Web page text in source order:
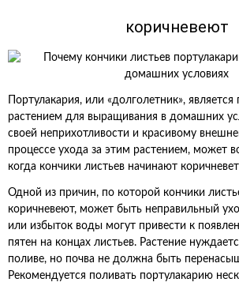
коричневеют
Портулакария, или «долголетник»,
растением для выращивания в домашних
своей неприхотливости и красивому
процессе ухода за этим растением, может
когда кончики листьев начинают
Одной из причин, по которой кончики
коричневеют, может быть неправильный
или избыток воды могут привести к
пятен на концах листьев. Растение
поливе, но почва не должна быть
Рекомендуется поливать портулакарию